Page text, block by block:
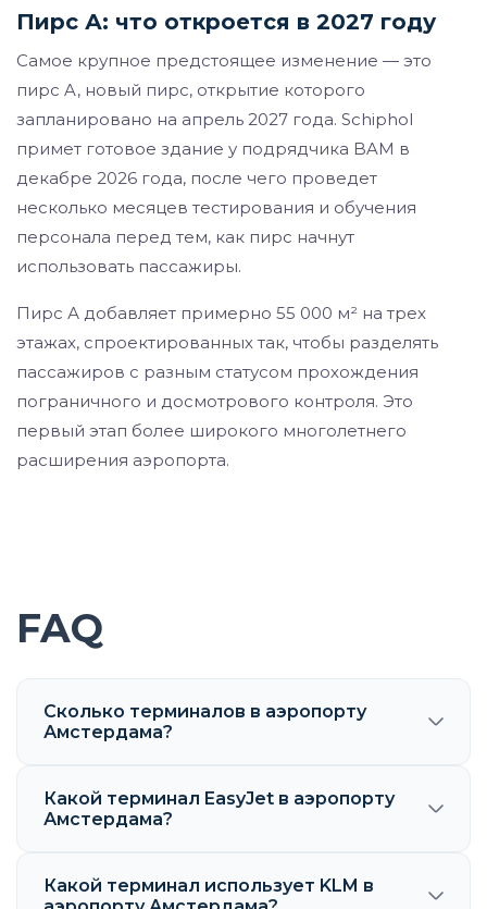
Пирс А: что откроется в 2027 году
Самое крупное предстоящее изменение — это
пирс A, новый пирс, открытие которого
запланировано на апрель 2027 года. Schiphol
примет готовое здание у подрядчика BAM в
декабре 2026 года, после чего проведет
несколько месяцев тестирования и обучения
персонала перед тем, как пирс начнут
использовать пассажиры.
Пирс А добавляет примерно 55 000 м² на трех
этажах, спроектированных так, чтобы разделять
пассажиров с разным статусом прохождения
пограничного и досмотрового контроля. Это
первый этап более широкого многолетнего
расширения аэропорта.
FAQ
Сколько терминалов в аэропорту
Амстердама?
Какой терминал EasyJet в аэропорту
Амстердама?
Какой терминал использует KLM в